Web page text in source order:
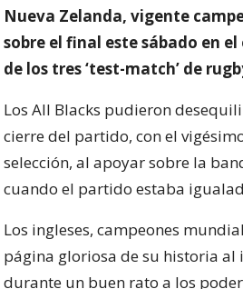
Nueva Zelanda, vigente
sobre el final este sábado en
de los tres ‘test-match’ de
Los All Blacks pudieron
cierre del partido, con el
selección, al apoyar sobre la
cuando el partido estaba
Los ingleses, campeones
página gloriosa de su historia al
durante un buen rato a los